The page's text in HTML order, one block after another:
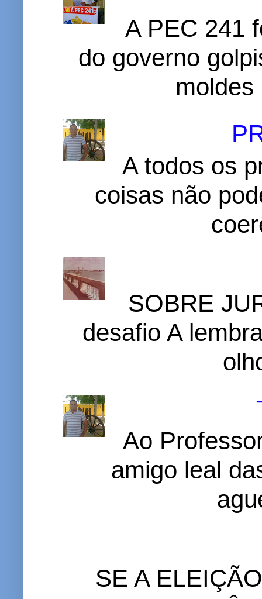
A PEC 241
do governo
A todos os
coisas não
SOBRE
desafio A
Ao
amigo leal
SE A